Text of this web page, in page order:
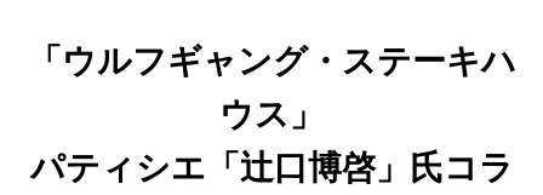
Restaurant
Wedding
「ウルフギャング・ステーキハ
ウス」
パティシエ「辻󠄀口博啓」氏コラ